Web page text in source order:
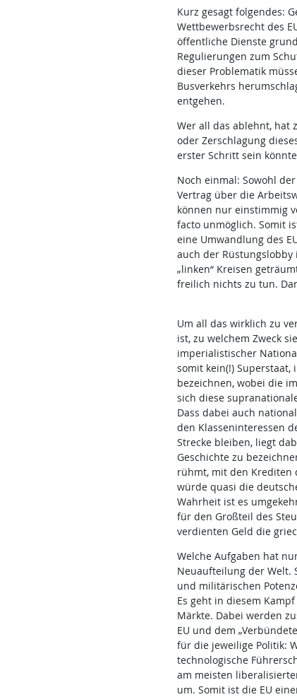
Kurz gesagt folgendes:
Wettbewerbsrecht des
öffentliche Dienste
Regulierungen zum
dieser Problematik
Busverkehrs
entgehen.
Wer all das ablehnt, hat
oder Zerschlagung
erster Schritt sein
Noch einmal: Sowohl
Vertrag über die
können nur einstimmig
facto unmöglich. Somit
eine Umwandlung des
auch der
„linken“ Kreisen
freilich nichts zu tun.
Um all das wirklich zu
ist, zu welchem Zweck
imperialistischer
somit kein(!)
bezeichnen, wobei die
sich diese
Dass dabei auch
den Klasseninteressen
Strecke bleiben, liegt
Geschichte zu
rühmt, mit den Krediten
würde quasi die
Wahrheit ist es
für den Großteil des
verdienten Geld die
Welche Aufgaben hat
Neuaufteilung der Welt.
und militärischen
Es geht in diesem
Märkte. Dabei werden
EU und dem
für die jeweilige Politik:
technologische
am meisten
um. Somit ist die EU